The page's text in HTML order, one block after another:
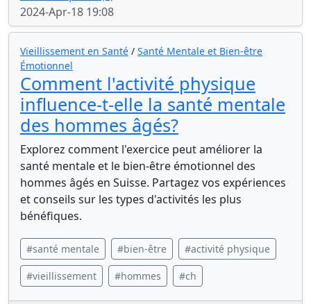
2024-Apr-18 19:08
Vieillissement en Santé / Santé Mentale et Bien-être
Émotionnel
Comment l'activité physique
influence-t-elle la santé mentale
des hommes âgés?
Explorez comment l'exercice peut améliorer la
santé mentale et le bien-être émotionnel des
hommes âgés en Suisse. Partagez vos expériences
et conseils sur les types d'activités les plus
bénéfiques.
#santé mentale #bien-être #activité physique
#vieillissement #hommes #ch